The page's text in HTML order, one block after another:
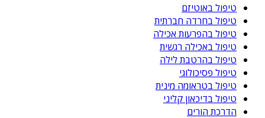
טיפול באוטיזם
טיפול בחרדה חברתית
טיפול בהפרעות אכילה
טיפול באכילה רגשית
טיפול בהרטבת לילה
טיפול פסיכולוגי
טיפול בטראומה מינית
טיפול בדיכאון קליני
הדרכת הורים